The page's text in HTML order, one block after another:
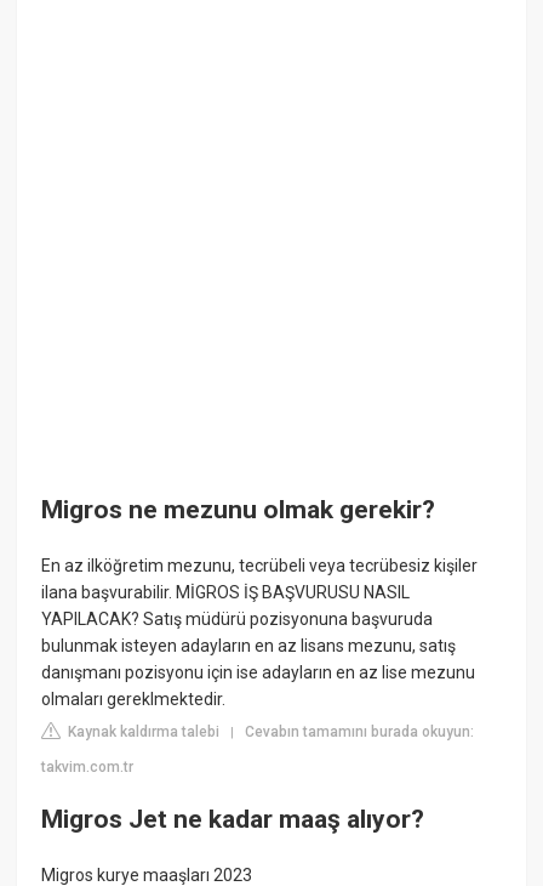
Migros ne mezunu olmak gerekir?
En az ilköğretim mezunu, tecrübeli veya tecrübesiz kişiler
ilana başvurabilir. MİGROS İŞ BAŞVURUSU NASIL
YAPILACAK? Satış müdürü pozisyonuna başvuruda
bulunmak isteyen adayların en az lisans mezunu, satış
danışmanı pozisyonu için ise adayların en az lise mezunu
olmaları gereklmektedir.
Kaynak kaldırma talebi |Cevabın tamamını burada okuyun:
takvim.com.tr
Migros Jet ne kadar maaş alıyor?
Migros kurye maaşları 2023